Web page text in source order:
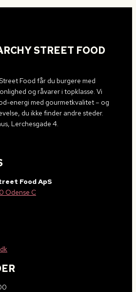
STREET FOOD
Food får du burgere med
og råvarer i topklasse. Vi
energi med gourmetkvalitet – og
du ikke finder andre steder.
Lerchesgade 4.
Food ApS
Odense C